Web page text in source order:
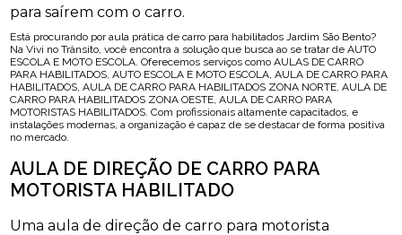
para saírem com o carro.
Está procurando por aula prática de carro para habilitados Jardim São Bento?
Na Vivi no Trânsito, você encontra a solução que busca ao se tratar de AUTO
ESCOLA E MOTO ESCOLA. Oferecemos serviços como AULAS DE CARRO
PARA HABILITADOS, AUTO ESCOLA E MOTO ESCOLA, AULA DE CARRO PARA
HABILITADOS, AULA DE CARRO PARA HABILITADOS ZONA NORTE, AULA DE
CARRO PARA HABILITADOS ZONA OESTE, AULA DE CARRO PARA
MOTORISTAS HABILITADOS. Com profissionais altamente capacitados, e
instalações modernas, a organização é capaz de se destacar de forma positiva
no mercado.
AULA DE DIREÇÃO DE CARRO PARA
MOTORISTA HABILITADO
Uma aula de direção de carro para motorista